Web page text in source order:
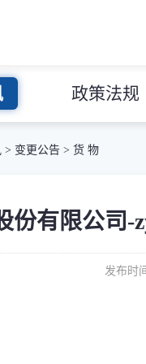
政策法规
> 变更公告 > 货 物
份有限公司-
发布时